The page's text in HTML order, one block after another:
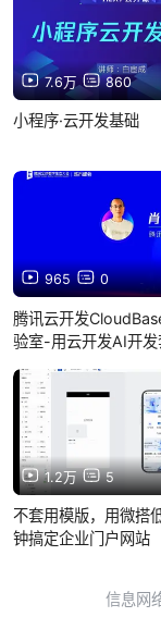
7.6万 860
小程序·云开发基础
965 0
腾讯云开发
验室-用云开发AI开发
1.2万 5
不套用模版，用微搭
钟搞定企业门户网站
信息网